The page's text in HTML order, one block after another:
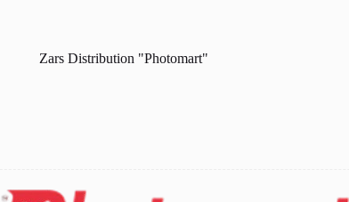
Zars Distribution "Photomart"